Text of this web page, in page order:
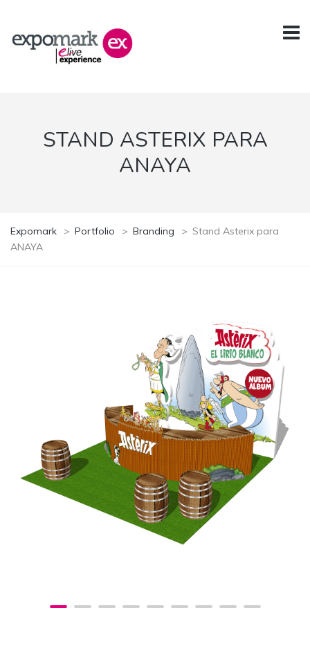
STAND ASTERIX PARA
ANAYA
Expomark > Portfolio > Branding > Stand Asterix para
ANAYA